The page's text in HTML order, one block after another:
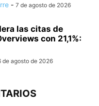
- 7 de agosto de 2026
las citas de
con 21,1%:
de agosto de 2026